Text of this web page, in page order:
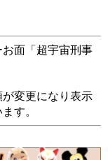
お面「超宇宙刑事
変更になり表示
す。